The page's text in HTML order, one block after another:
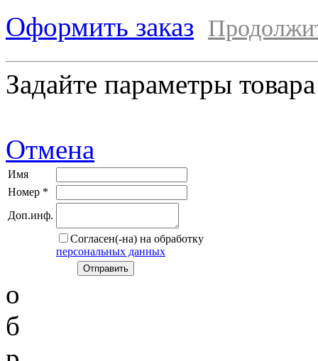
Оформить заказ
Задайте параметры товара
Отмена
Имя
Номер *
Доп.инф.
Согласен(-на) на обработку
персональных данных
о
б